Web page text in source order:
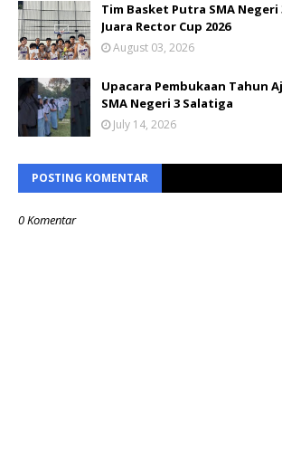
Tim Basket Putra SMA Negeri
Juara Rector Cup 2026
August 03, 2026
Upacara Pembukaan Tahun
SMA Negeri 3 Salatiga
July 14, 2026
POSTING KOMENTAR
0 Komentar